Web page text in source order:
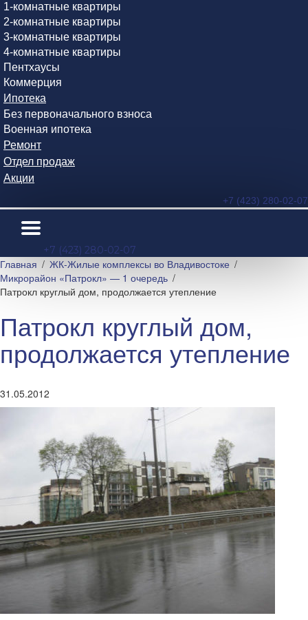
1-комнатные квартиры
2-комнатные квартиры
3-комнатные квартиры
4-комнатные квартиры
Пентхаусы
Коммерция
Ипотека
Без первоначального взноса
Военная ипотека
Ремонт
Отдел продаж
Акции
+7 (423) 280-02-07
+7 (423) 280-02-07
Главная
ЖК-Жилые комплексы во Владивостоке
Микрорайон «Патрокл» — 1 очередь
Патрокл круглый дом, продолжается утепление
Патрокл круглый дом,
продолжается утепление
31.05.2012